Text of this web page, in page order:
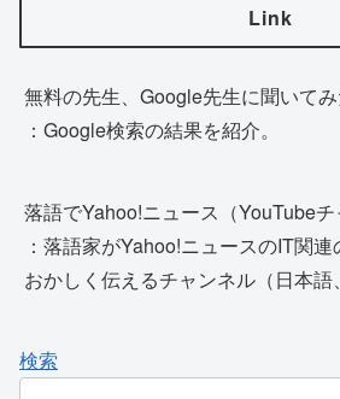
Link
無料の先生、Google先生に聞いて
：Google検索の結果を紹介。
落語でYahoo!ニュース（YouTubeチ
：落語家がYahoo!ニュースのIT関
おかしく伝えるチャンネル（日本語
検索